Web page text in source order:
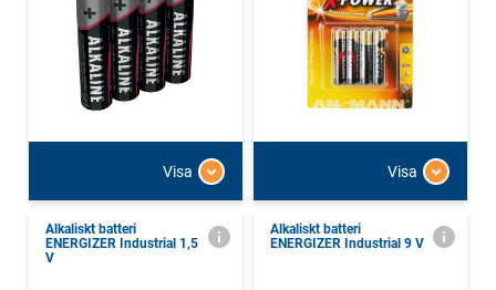
Visa Visa
Alkaliskt batteri
ENERGIZER Industrial 1,5
V
Alkaliskt batteri
ENERGIZER Industrial 9 V